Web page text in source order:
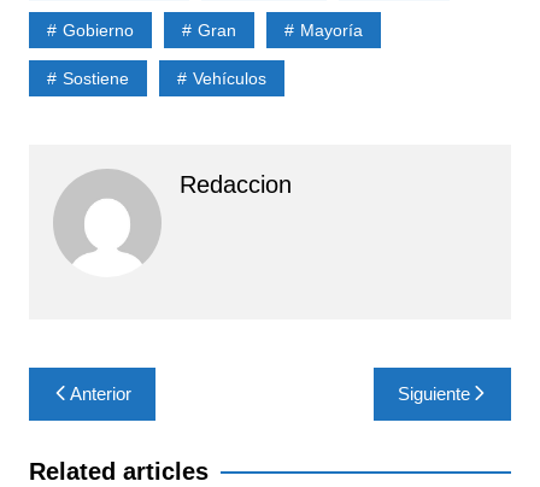
Gobierno Gran Mayoría
Sostiene Vehículos
Redaccion
Navegación
de
entradas
Anterior Siguiente
Related articles